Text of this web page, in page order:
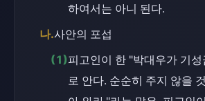
하여서는 아니 된다.
나.사안의 포섭
(1)피고인이 한 "박대우가 기
로 안다. 순순히 주지 않을